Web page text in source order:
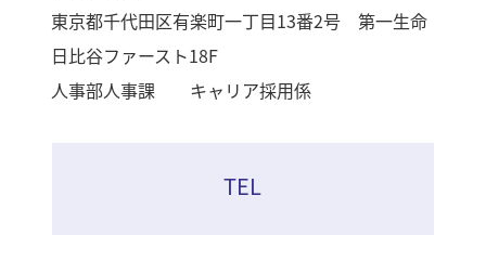
東京都千代田区有楽町一丁目13番2号 第一生命
日比谷ファースト18F
人事部人事課 キャリア採用係
TEL